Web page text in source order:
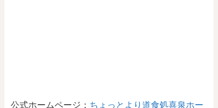
公式ホームページ： ちょっとより道食処喜泉ホー